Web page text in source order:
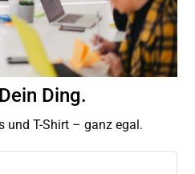
Ding.
und T-Shirt – ganz egal.